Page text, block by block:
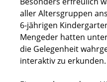
aller Altersgruppen
6-jährigen
Mengeder hatten
die Gelegenheit
interaktiv zu erkunden.